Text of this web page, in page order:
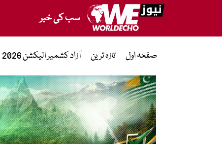
سب کی خبر
صفحہ اول تازہ ترین آزاد کشمیر الیکشن 2026